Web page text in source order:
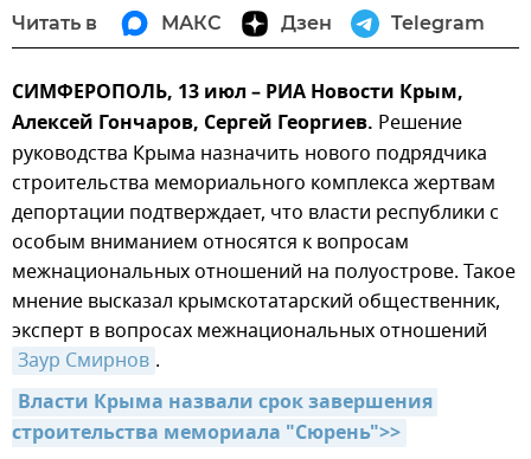
Читать в МАКС Дзен Telegram
СИМФЕРОПОЛЬ, 13 июл – РИА Новости Крым,
Алексей Гончаров, Сергей Георгиев. Решение
руководства Крыма назначить нового подрядчика
строительства мемориального комплекса жертвам
депортации подтверждает, что власти республики с
особым вниманием относятся к вопросам
межнациональных отношений на полуострове. Такое
мнение высказал крымскотатарский общественник,
эксперт в вопросах межнациональных отношений
Заур Смирнов .
Власти Крыма назвали срок завершения
строительства мемориала "Сюрень">>